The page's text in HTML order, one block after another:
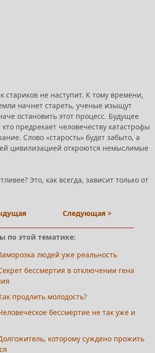
стариков не наступит. К тому времени,
начнет стареть, ученые изыщут
остановить этот процесс. Будущее
предрекает человечеству катастрофы
Слово «старость» будет забыто, а
цивилизацией откроются немыслимые
Это, как всегда, зависит только от
Следующая >
по этой тематике:
людей уже реальность
бессмертия в отключении гена
продлить молодость?
бессмертие не так уже и
которому суждено прожить